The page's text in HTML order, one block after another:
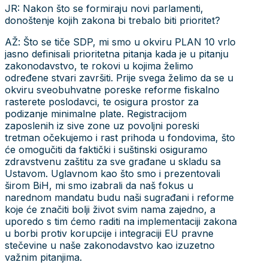
JR: Nakon što se formiraju novi parlamenti,
donoštenje kojih zakona bi trebalo biti prioritet?
AŽ: Što se tiče SDP, mi smo u okviru PLAN 10 vrlo
jasno definisali prioritetna pitanja kada je u pitanju
zakonodavstvo, te rokovi u kojima želimo
određene stvari završiti. Prije svega želimo da se u
okviru sveobuhvatne poreske reforme fiskalno
rasterete poslodavci, te osigura prostor za
podizanje minimalne plate. Registracijom
zaposlenih iz sive zone uz povoljni poreski
tretman očekujemo i rast prihoda u fondovima, što
će omogučiti da faktički i suštinski osiguramo
zdravstvenu zaštitu za sve građane u skladu sa
Ustavom. Uglavnom kao što smo i prezentovali
širom BiH, mi smo izabrali da naš fokus u
narednom mandatu budu naši sugrađani i reforme
koje će značiti bolji život svim nama zajedno, a
uporedo s tim ćemo raditi na implementaciji zakona
u borbi protiv korupcije i integraciji EU pravne
stečevine u naše zakonodavstvo kao izuzetno
važnim pitanjima.